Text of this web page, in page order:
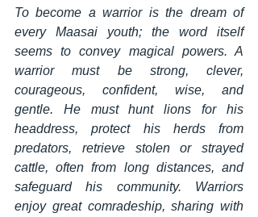
To become a warrior is the dream of
every Maasai youth; the word itself
seems to convey magical powers. A
warrior must be strong, clever,
courageous, confident, wise, and
gentle. He must hunt lions for his
headdress, protect his herds from
predators, retrieve stolen or strayed
cattle, often from long distances, and
safeguard his community. Warriors
enjoy great comradeship, sharing with